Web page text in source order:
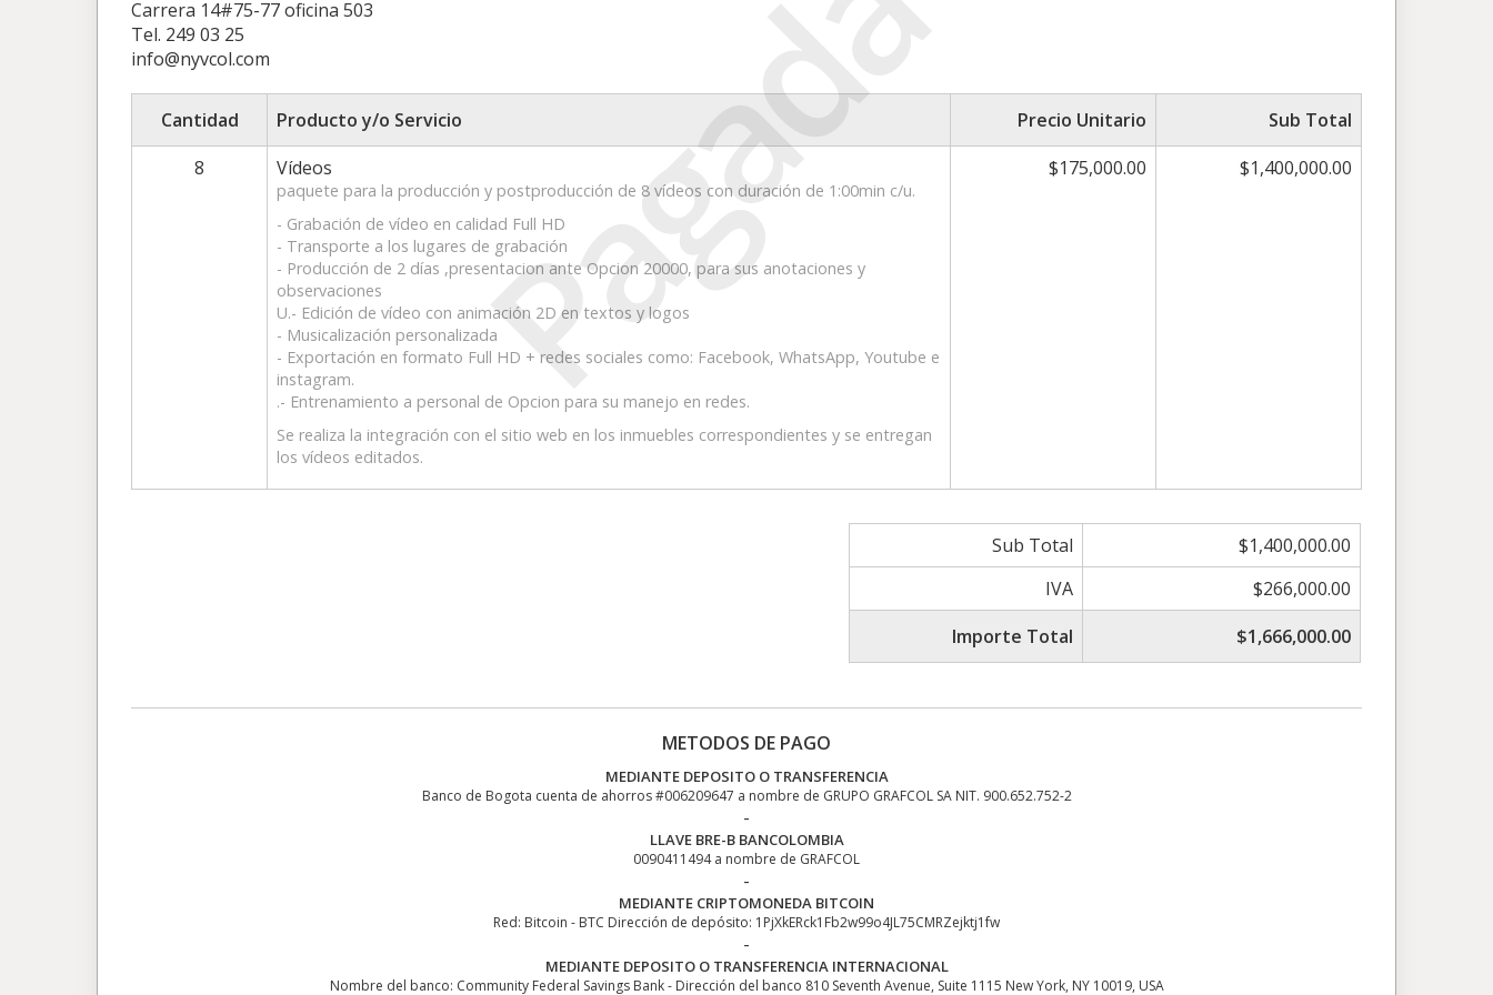
Pagada
Carrera 14#75-77 oficina 503
Tel. 249 03 25
info@nyvcol.com
Cantidad Producto y/o Servicio Precio Unitario
Sub Total
8
Vídeos
paquete para la producción y postproducción de 8 vídeos con duración de 1:00min c/u.
- Grabación de vídeo en calidad Full HD
- Transporte a los lugares de grabación
- Producción de 2 días ,presentacion ante Opcion 20000, para sus anotaciones y
observaciones
U.- Edición de vídeo con animación 2D en textos y logos
- Musicalización personalizada
- Exportación en formato Full HD + redes sociales como: Facebook, WhatsApp, Youtube e
instagram.
.- Entrenamiento a personal de Opcion para su manejo en redes.
Se realiza la integración con el sitio web en los inmuebles correspondientes y se entregan
los vídeos editados.
$175,000.00 $1,400,000.00
Sub Total
$1,400,000.00
IVA
$266,000.00
Importe Total
$1,666,000.00
METODOS DE PAGO
MEDIANTE DEPOSITO O TRANSFERENCIA
Banco de Bogota cuenta de ahorros #006209647 a nombre de GRUPO GRAFCOL SA NIT. 900.652.752-2
-
LLAVE BRE-B BANCOLOMBIA
0090411494 a nombre de GRAFCOL
-
MEDIANTE CRIPTOMONEDA BITCOIN
Red: Bitcoin - BTC Dirección de depósito: 1PjXkERck1Fb2w99o4JL75CMRZejktj1fw
-
MEDIANTE DEPOSITO O TRANSFERENCIA INTERNACIONAL
Nombre del banco: Community Federal Savings Bank - Dirección del banco 810 Seventh Avenue, Suite 1115 New York, NY 10019, USA